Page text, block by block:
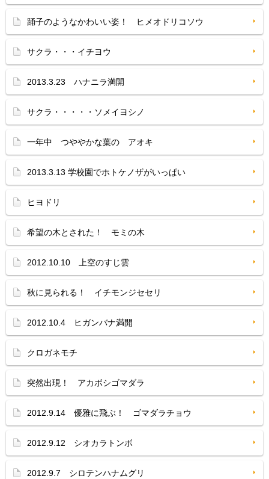
踊子のようなかわいい姿！ ヒメオドリコソウ
サクラ・・・イチヨウ
2013.3.23 ハナニラ満開
サクラ・・・・・ソメイヨシノ
一年中 つややかな葉の アオキ
2013.3.13 学校園でホトケノザがいっぱい
ヒヨドリ
希望の木とされた！ モミの木
2012.10.10 上空のすじ雲
秋に見られる！ イチモンジセセリ
2012.10.4 ヒガンバナ満開
クロガネモチ
突然出現！ アカボシゴマダラ
2012.9.14 優雅に飛ぶ！ ゴマダラチョウ
2012.9.12 シオカラトンボ
2012.9.7 シロテンハナムグリ